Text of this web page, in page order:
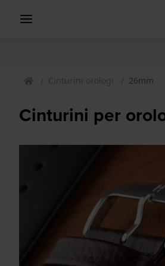
Cinturini orologi 26mm
Cinturini per